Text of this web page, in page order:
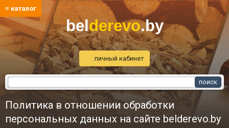
≡ каталог
belderevo.by
личный кабинет
Политика в отношении обработки
персональных данных на сайте belderevo.by